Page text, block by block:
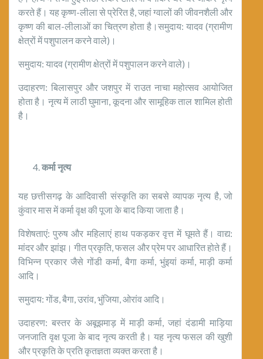
करते हैं। यह कृष्ण-लीला से प्रेरित है, जहां ग्वालों की जीवनशैली और
कृष्ण की बाल-लीलाओं का चित्रण होता है।समुदाय: यादव (ग्रामीण
क्षेत्रों में पशुपालन करने वाले)।
समुदाय: यादव (ग्रामीण क्षेत्रों में पशुपालन करने वाले)।
उदाहरण: बिलासपुर और जशपुर में राउत नाचा महोत्सव आयोजित
होता है। नृत्य में लाठी घुमाना, कूदना और सामूहिक ताल शामिल होती
है।
कर्मानृत्य
यह छत्तीसगढ़ के आदिवासी संस्कृति का सबसे व्यापक नृत्य है, जो
कुंवार मास में कर्मा वृक्ष की पूजा के बाद किया जाता है।
विशेषताएं: पुरुष और महिलाएं हाथ पकड़कर वृत्त में घूमते हैं। वाद्य:
मांदर और झांझ। गीत प्रकृति, फसल और प्रेम पर आधारित होते हैं।
विभिन्न प्रकार जैसे गोंडी कर्मा, बैगा कर्मा, भुंइयां कर्मा, माड़ी कर्मा
आदि।
समुदाय: गोंड, बैगा, उरांव, भुंजिया, ओरांव आदि।
उदाहरण: बस्तर के अबूझमाड़ में माड़ी कर्मा, जहां दंडामी माड़िया
जनजाति वृक्ष पूजा के बाद नृत्य करती है। यह नृत्य फसल की खुशी
और प्रकृति के प्रति कृतज्ञता व्यक्त करता है।